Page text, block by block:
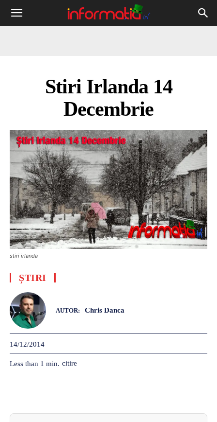
Informația
Stiri Irlanda 14
Decembrie
stiri irlanda
ȘTIRI
AUTOR: Chris Danca
14/12/2014
Less than 1 min. citire